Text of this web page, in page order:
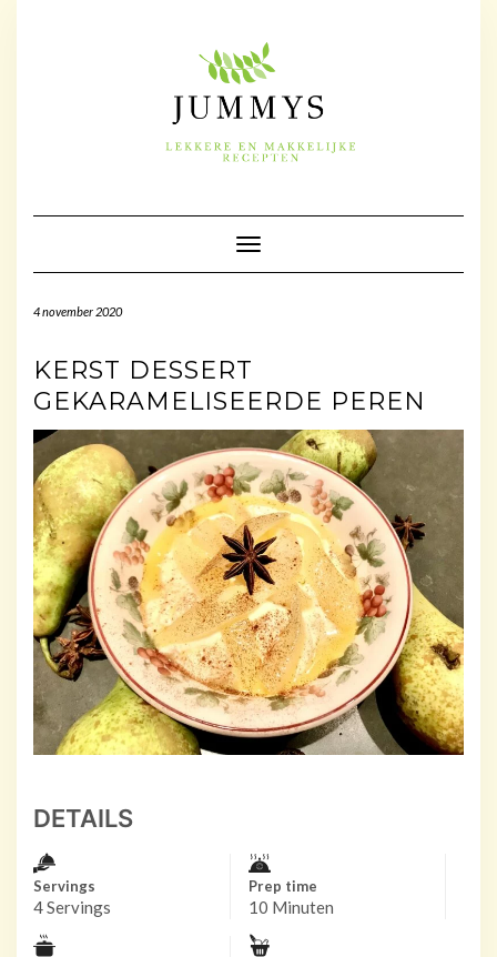
Toggle navigatie
4 november 2020
KERST DESSERT
GEKARAMELISEERDE PEREN
DETAILS
Servings
4 Servings
Prep time
10 Minuten